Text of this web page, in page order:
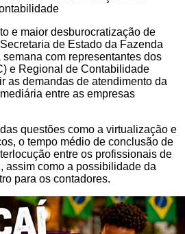
e maior desburocratização de
de Estado da Fazenda
com representantes dos
e Regional de Contabilidade
as demandas de atendimento da
entre as empresas
questões como a virtualização e
o tempo médio de conclusão de
entre os profissionais de
assim como a possibilidade da
para os contadores.